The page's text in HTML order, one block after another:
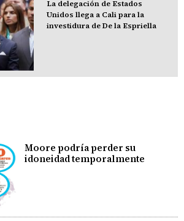
La delegación de Estados
Unidos llega a Cali para la
investidura de De la Espriella
Moore podría perder su
idoneidad temporalmente